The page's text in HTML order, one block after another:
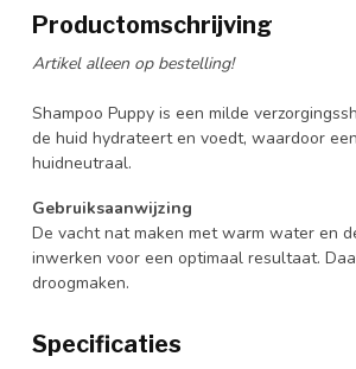
Productomschrijving
Artikel alleen op bestelling!
Shampoo Puppy is een milde
de huid hydrateert en voedt, waardoor
huidneutraal.
Gebruiksaanwijzing
De vacht nat maken met warm water en
inwerken voor een optimaal resultaat.
droogmaken.
Specificaties